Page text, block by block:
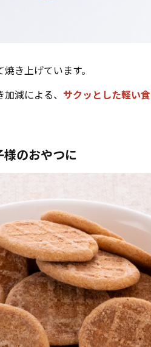
き上げています。
減による、 サクッとした軽い
のおやつに